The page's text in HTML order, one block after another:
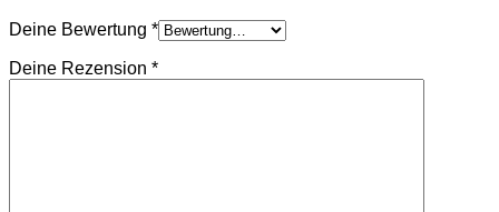
Deine Bewertung *
Deine Rezension *